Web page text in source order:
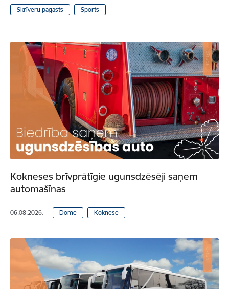
Skrīveru pagasts Sports
Kokneses brīvprātīgie ugunsdzēsēji saņem
automašīnas
06.08.2026. Dome Koknese